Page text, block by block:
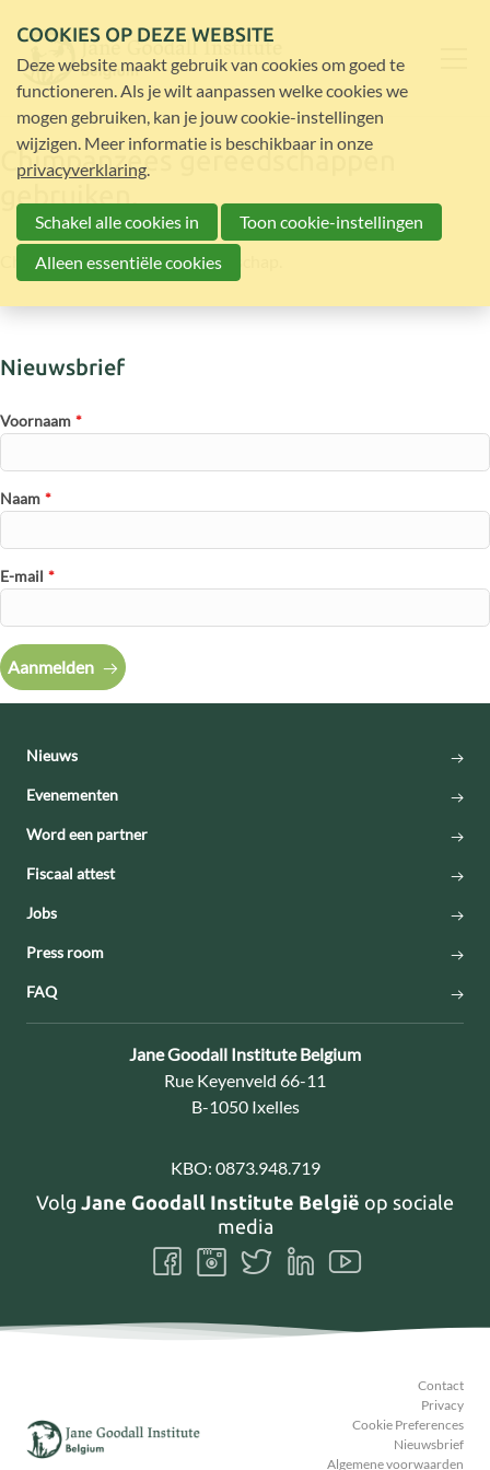
Chimpanzees gereedschappen
gebruiken.
Chimpanzees gebruiken gereedschap.
Nieuwsbrief
Voornaam *
Naam *
E-mail *
Aanmelden
Nieuws
Evenementen
Word een partner
Fiscaal attest
Jobs
Press room
FAQ
Contact:
Jane Goodall Institute Belgium
Adres:
Rue Keyenveld 66-11
B-1050 Ixelles
KBO: 0873.948.719
Volg Jane Goodall Institute België op sociale
media
Volg
ons
Volg
ons
Volg
ons
Volg
ons
Volg
ons
Contact
Privacy
Cookie Preferences
Nieuwsbrief
Algemene voorwaarden
COOKIES OP DEZE WEBSITE
Deze website maakt gebruik van cookies om goed te
functioneren. Als je wilt aanpassen welke cookies we
mogen gebruiken, kan je jouw cookie-instellingen
wijzigen. Meer informatie is beschikbaar in onze
privacyverklaring.
Schakel alle cookies in
Toon cookie-instellingen
Alleen essentiële cookies